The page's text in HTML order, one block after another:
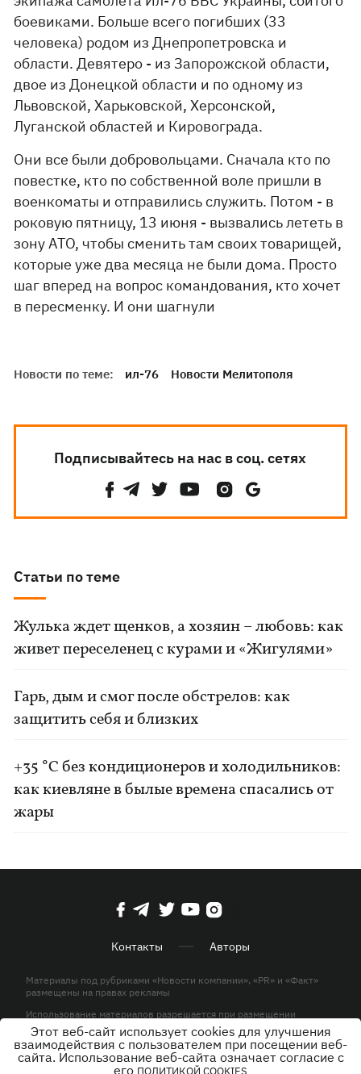
боевиками. Больше всего погибших (33
человека) родом из Днепропетровска и
области. Девятеро - из Запорожской области,
двое из Донецкой области и по одному из
Львовской, Харьковской, Херсонской,
Луганской областей и Кировограда.
Они все были добровольцами. Сначала кто по
повестке, кто по собственной воле пришли в
военкоматы и отправились служить. Потом - в
роковую пятницу, 13 июня - вызвались лететь в
зону АТО, чтобы сменить там своих товарищей,
которые уже два месяца не были дома. Просто
шаг вперед на вопрос командования, кто хочет
в пересменку. И они шагнули
Новости по теме: ил-76 Новости Мелитополя
Подписывайтесь на нас в соц. сетях
Статьи по теме
Жулька ждет щенков, а хозяин – любовь: как
живет переселенец с курами и «Жигулями»
Гарь, дым и смог после обстрелов: как
защитить себя и близких
+35 °C без кондиционеров и холодильников:
как киевляне в былые времена спасались от
жары
Контакты Авторы
Материалы под рубриками «Новости компании», «PR» и «Факт»
размещены на правах рекламы
Использование материалов разрешается при размещении
активной гиперссылки на KP.UA в первом абзаце.
© ООО «ЮЛАВ МЕДИА»,2026. Все права защищены.
Этот веб-сайт использует cookies для улучшения
взаимодействия с пользователем при посещении веб-
сайта. Использование веб-сайта означает согласие с
его ПОЛИТИКОЙ COOKIES